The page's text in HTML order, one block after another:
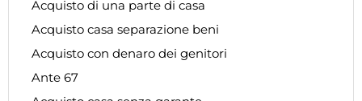
Acquisto di una parte di casa
Acquisto casa separazione beni
Acquisto con denaro dei genitori
Ante 67